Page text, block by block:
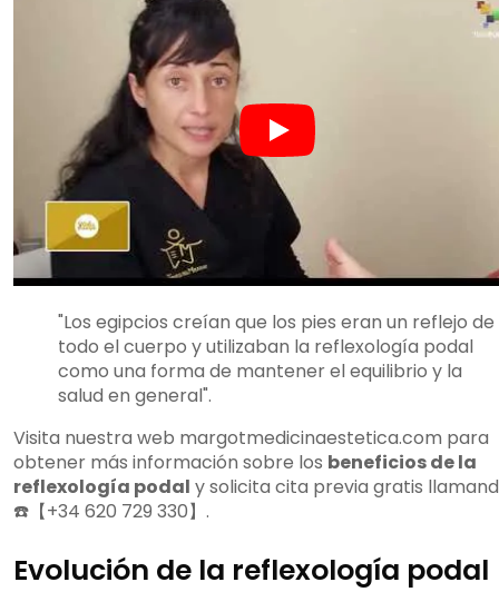
"Los egipcios creían que los pies eran un reflejo de
todo el cuerpo y utilizaban la reflexología podal
como una forma de mantener el equilibrio y la
salud en general".
Visita nuestra web margotmedicinaestetica.com para
obtener más información sobre los beneficios de la
reflexología podal y solicita cita previa gratis
☎️【+34 620 729 330】.
Evolución de la reflexología podal